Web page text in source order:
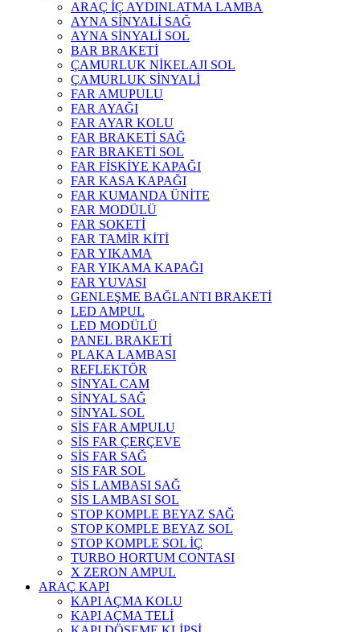
ARAÇ İÇ AYDINLATMA LAMBA
AYNA SİNYALİ SAĞ
AYNA SİNYALİ SOL
BAR BRAKETİ
ÇAMURLUK NİKELAJI SOL
ÇAMURLUK SİNYALİ
FAR AMUPULU
FAR AYAĞI
FAR AYAR KOLU
FAR BRAKETİ SAĞ
FAR BRAKETİ SOL
FAR FİSKİYE KAPAĞI
FAR KASA KAPAĞI
FAR KUMANDA ÜNİTE
FAR MODÜLÜ
FAR SOKETİ
FAR TAMİR KİTİ
FAR YIKAMA
FAR YIKAMA KAPAĞI
FAR YUVASI
GENLEŞME BAĞLANTI BRAKETİ
LED AMPUL
LED MODÜLÜ
PANEL BRAKETİ
PLAKA LAMBASI
REFLEKTÖR
SİNYAL CAM
SİNYAL SAĞ
SİNYAL SOL
SİS FAR AMPULU
SİS FAR ÇERÇEVE
SİS FAR SAĞ
SİS FAR SOL
SİS LAMBASI SAĞ
SİS LAMBASI SOL
STOP KOMPLE BEYAZ SAĞ
STOP KOMPLE BEYAZ SOL
STOP KOMPLE SOL İÇ
TURBO HORTUM CONTASI
X ZERON AMPUL
ARAÇ KAPI
KAPI AÇMA KOLU
KAPI AÇMA TELİ